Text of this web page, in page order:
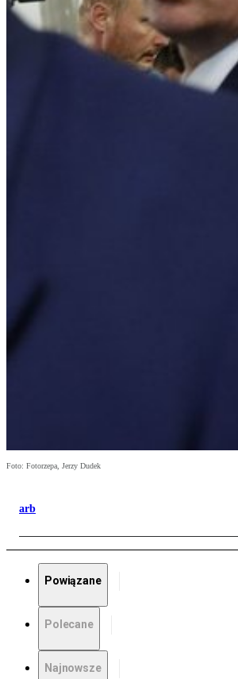
Foto: Fotorzepa, Jerzy Dudek
arb
Powiązane
Polecane
Najnowsze